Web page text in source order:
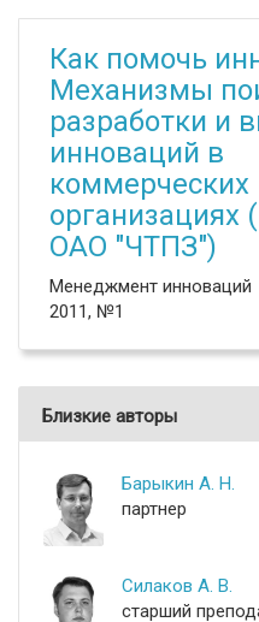
Как помочь
Механизмы
разработки и
инноваций в
коммерческих
организациях
ОАО "ЧТПЗ")
Менеджмент инноваций
2011, №1
Близкие авторы
Барыкин А. Н.
партнер
Силаков А. В.